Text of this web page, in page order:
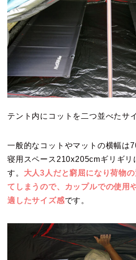
テント内にコットを二つ並べたサ
一般的なコットやマットの横幅は
寝用スペース210x205cmギリギリ
す。 大人3人だと窮屈になり荷物
てしまうので、カップルでの使用
適したサイズ感です。